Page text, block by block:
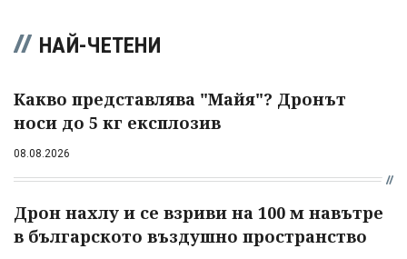
НАЙ-ЧЕТЕНИ
Какво представлява "Майя"? Дронът
носи до 5 кг експлозив
08.08.2026
Дрон нахлу и се взриви на 100 м навътре
в българското въздушно пространство